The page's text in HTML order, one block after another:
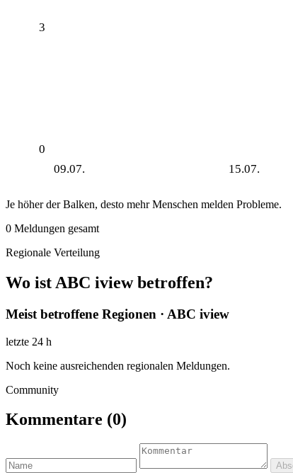
0
3
09.07. 15.07.
Je höher der Balken, desto mehr Menschen melden Probleme.
0 Meldungen gesamt
Regionale Verteilung
Wo ist ABC iview betroffen?
Meist betroffene Regionen · ABC iview
letzte 24 h
Noch keine ausreichenden regionalen Meldungen.
Community
Kommentare (0)